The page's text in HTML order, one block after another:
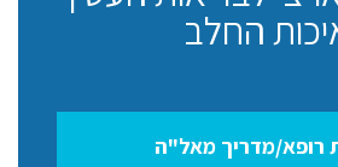
החלב
רופא/מדריך מאל"ה